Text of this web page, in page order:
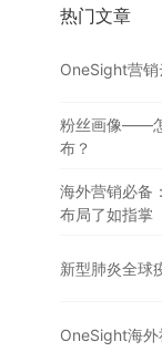
热门文章
OneSight营
粉丝画像——
布？
海外营销必备
布局了如指掌
新型肺炎全球
OneSight海